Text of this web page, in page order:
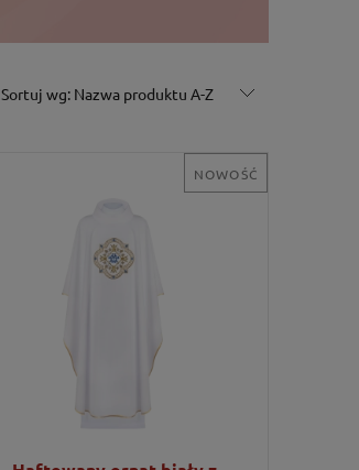
Sortuj wg: Nazwa produktu A-Z
NOWOŚĆ